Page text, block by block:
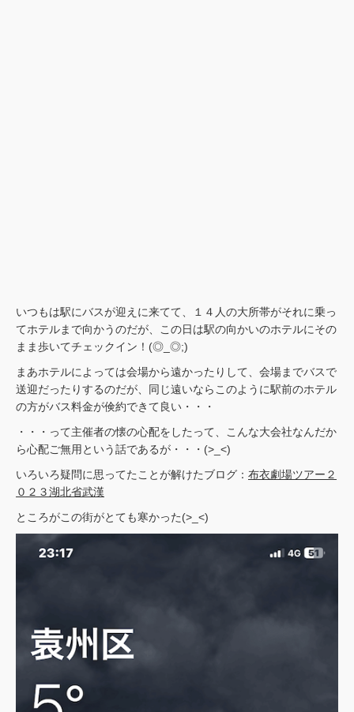
いつもは駅にバスが迎えに来てて、１４人の大所帯がそれに乗っ
てホテルまで向かうのだが、この日は駅の向かいのホテルにその
まま歩いてチェックイン！(◎_◎;)
まあホテルによっては会場から遠かったりして、会場までバスで
送迎だったりするのだが、同じ遠いならこのように駅前のホテル
の方がバス料金が倹約できて良い・・・
・・・って主催者の懐の心配をしたって、こんな大会社なんだか
ら心配ご無用という話であるが・・・(>_<)
いろいろ疑問に思ってたことが解けたブログ： 布衣劇場ツアー２
０２３湖北省武漢
ところがこの街がとても寒かった(>_<)